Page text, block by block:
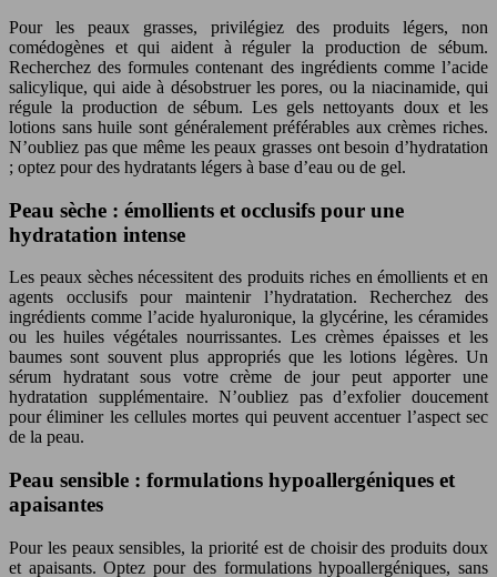
Pour les peaux grasses, privilégiez des produits légers, non
comédogènes et qui aident à réguler la production de sébum.
Recherchez des formules contenant des ingrédients comme l’acide
salicylique, qui aide à désobstruer les pores, ou la niacinamide, qui
régule la production de sébum. Les gels nettoyants doux et les
lotions sans huile sont généralement préférables aux crèmes riches.
N’oubliez pas que même les peaux grasses ont besoin d’hydratation
; optez pour des hydratants légers à base d’eau ou de gel.
Peau sèche : émollients et occlusifs pour une
hydratation intense
Les peaux sèches nécessitent des produits riches en émollients et en
agents occlusifs pour maintenir l’hydratation. Recherchez des
ingrédients comme l’acide hyaluronique, la glycérine, les céramides
ou les huiles végétales nourrissantes. Les crèmes épaisses et les
baumes sont souvent plus appropriés que les lotions légères. Un
sérum hydratant sous votre crème de jour peut apporter une
hydratation supplémentaire. N’oubliez pas d’exfolier doucement
pour éliminer les cellules mortes qui peuvent accentuer l’aspect sec
de la peau.
Peau sensible : formulations hypoallergéniques et
apaisantes
Pour les peaux sensibles, la priorité est de choisir des produits doux
et apaisants. Optez pour des formulations hypoallergéniques, sans